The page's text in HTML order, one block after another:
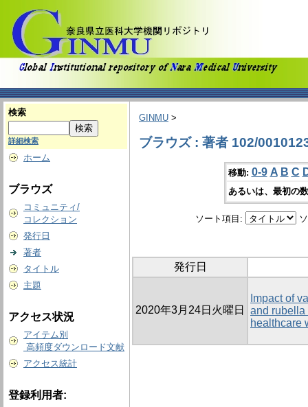
検索
詳細検索
ホーム
ブラウズ
コミュニティ/
コレクション
発行日
著者
タイトル
主題
アクセス状況
アイテム別
高頻度ダウンロード文献
アクセス統計
登録利用者:
GINMU >
ブラウズ : 著者 102/
移動: 0-9 A B C
あるいは、最初の
ソート項目:
発行日
2020年3月24日火曜日
Impact of
and rubella
healthcare